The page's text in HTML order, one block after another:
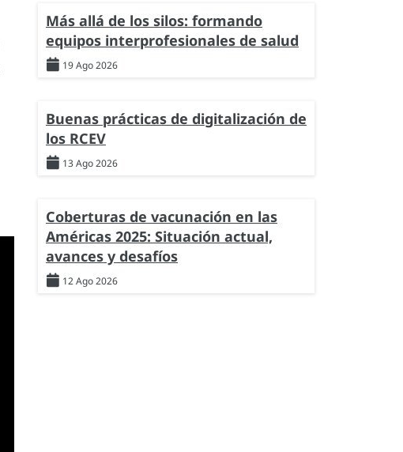
Más allá de los silos: formando
equipos interprofesionales de salud
19 Ago 2026
Buenas prácticas de digitalización de
los RCEV
13 Ago 2026
Coberturas de vacunación en las
Américas 2025: Situación actual,
avances y desafíos
12 Ago 2026